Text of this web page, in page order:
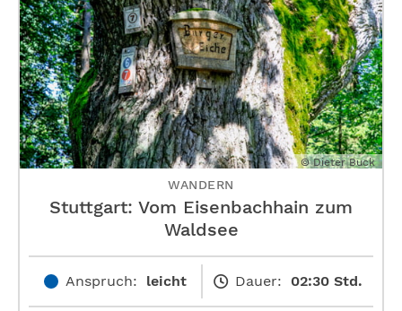
© Dieter Buck
WANDERN
Stuttgart: Vom Eisenbachhain zum
Waldsee
Anspruch: leicht Dauer: 02:30 Std.